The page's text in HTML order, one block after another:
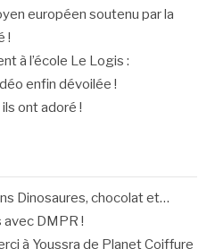
européen soutenu par la
!
à l’école Le Logis :
enfin dévoilée !
ont adoré !
Dinosaures, chocolat et…
avec DMPR !
à Youssra de Planet Coiffure